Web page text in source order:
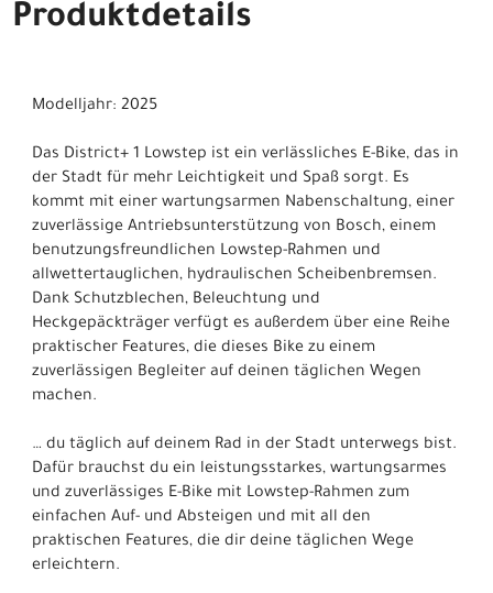
Produktdetails
Modelljahr: 2025
Das District+ 1 Lowstep ist ein verlässliches E-Bike, das in
der Stadt für mehr Leichtigkeit und Spaß sorgt. Es
kommt mit einer wartungsarmen Nabenschaltung, einer
zuverlässige Antriebsunterstützung von Bosch, einem
benutzungsfreundlichen Lowstep-Rahmen und
allwettertauglichen, hydraulischen Scheibenbremsen.
Dank Schutzblechen, Beleuchtung und
Heckgepäckträger verfügt es außerdem über eine Reihe
praktischer Features, die dieses Bike zu einem
zuverlässigen Begleiter auf deinen täglichen Wegen
machen.
… du täglich auf deinem Rad in der Stadt unterwegs bist.
Dafür brauchst du ein leistungsstarkes, wartungsarmes
und zuverlässiges E-Bike mit Lowstep-Rahmen zum
einfachen Auf- und Absteigen und mit all den
praktischen Features, die dir deine täglichen Wege
erleichtern.